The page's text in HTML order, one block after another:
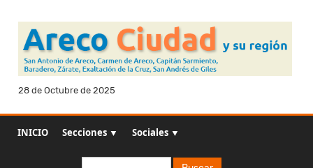
28 de Octubre de 2025
INICIO Secciones ▼ Sociales ▼